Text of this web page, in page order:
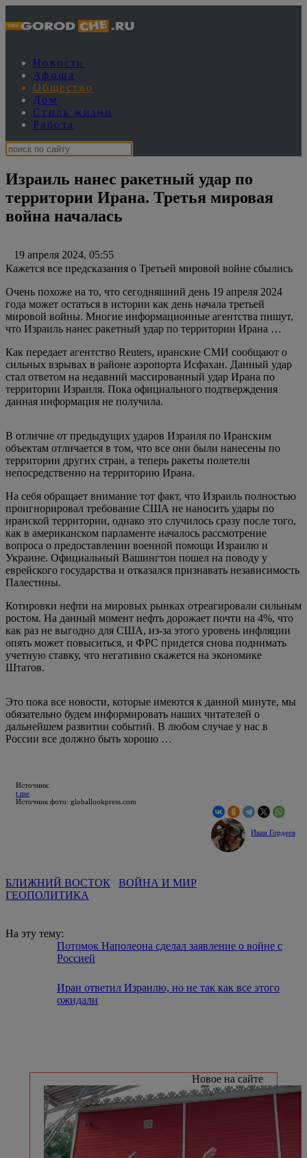
Новости
Афиша
Общество
Дом
Стиль жизни
Работа
Израиль нанес ракетный удар по
территории Ирана. Третья мировая
война началась
19 апреля 2024, 05:55
Кажется все предсказания о Третьей мировой войне сбылись
Очень похоже на то, что сегодняшний день 19 апреля 2024
года может остаться в истории как день начала третьей
мировой войны. Многие информационные агентства пишут,
что Израиль нанес ракетный удар по территории Ирана …
Как передает агентство Reuters, иранские СМИ сообщают о
сильных взрывах в районе аэропорта Исфахан. Данный удар
стал ответом на недавний массированный удар Ирана по
территории Израиля. Пока официального подтверждения
данная информация не получила.
В отличие от предыдущих ударов Израиля по Иранским
объектам отличается в том, что все они были нанесены по
территории других стран, а теперь ракеты полетели
непосредственно на территорию Ирана.
На себя обращает внимание тот факт, что Израиль полностью
проигнорировал требование США не наносить удары по
иранской территории, однако это случилось сразу после того,
как в американском парламенте началось рассмотрение
вопроса о предоставлении военной помощи Израилю и
Украине. Официальный Вашингтон пошел на поводу у
еврейского государства и отказался признавать независимость
Палестины.
Котировки нефти на мировых рынках отреагировали сильным
ростом. На данный момент нефть дорожает почти на 4%, что
как раз не выгодно для США, из-за этого уровень инфляции
опять может повыситься, и ФРС придется снова поднимать
учетную ставку, что негативно скажется на экономике
Штатов.
Это пока все новости, которые имеются к данной минуте, мы
обязательно будем информировать наших читателей о
дальнейшем развитии событий. В любом случае у нас в
России все должно быть хорошо …
Источник:
t.me
Источник фото: globallookpress.com
Иван Гордеев
БЛИЖНИЙ ВОСТОК
ВОЙНА И МИР
ГЕОПОЛИТИКА
На эту тему:
Потомок Наполеона сделал заявление о войне с
Россией
Иран ответил Израилю, но не так как все этого
ожидали
Новое на сайте